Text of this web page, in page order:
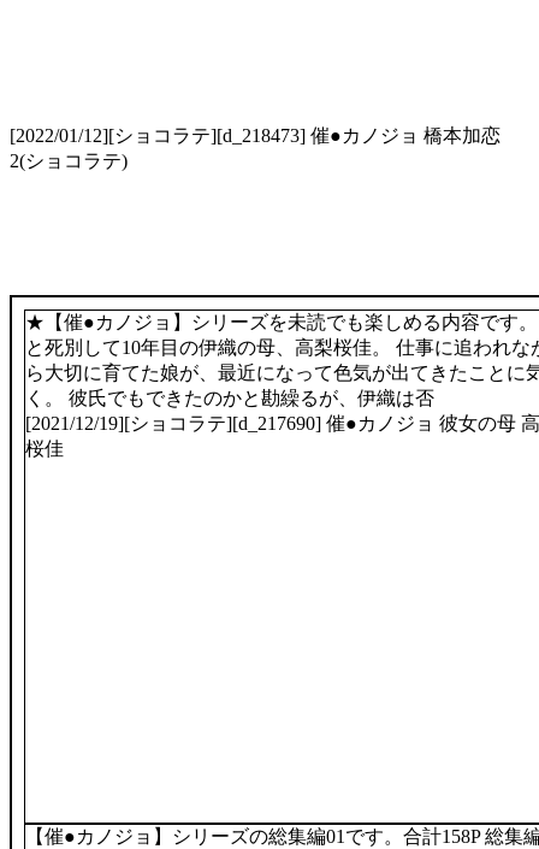
[2022/01/12][ショコラテ][d_218473] 催●カノジョ 橋本加恋
2(ショコラテ)
★【催●カノジョ】シリーズを未読でも楽しめる内容です
と死別して10年目の伊織の母、高梨桜佳。 仕事に追われな
ら大切に育てた娘が、最近になって色気が出てきたことに
く。 彼氏でもできたのかと勘繰るが、伊織は否
[2021/12/19][ショコラテ][d_217690] 催●カノジョ 彼女の母
桜佳
【催●カノジョ】シリーズの総集編01です。合計158P 総集